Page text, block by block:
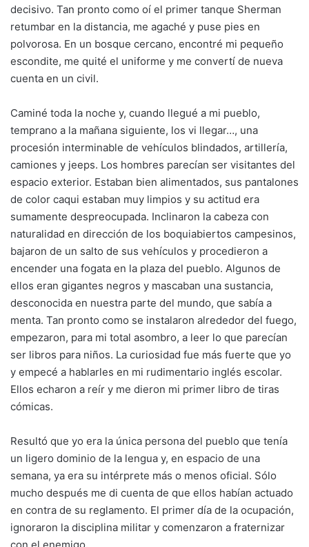
decisivo. Tan pronto como oí el primer tanque Sherman
retumbar en la distancia, me agaché y puse pies en
polvorosa. En un bosque cercano, encontré mi pequeño
escondite, me quité el uniforme y me convertí de nueva
cuenta en un civil.
Caminé toda la noche y, cuando llegué a mi pueblo,
temprano a la mañana siguiente, los vi llegar…, una
procesión interminable de vehículos blindados, artillería,
camiones y jeeps. Los hombres parecían ser visitantes del
espacio exterior. Estaban bien alimentados, sus pantalones
de color caqui estaban muy limpios y su actitud era
sumamente despreocupada. Inclinaron la cabeza con
naturalidad en dirección de los boquiabiertos campesinos,
bajaron de un salto de sus vehículos y procedieron a
encender una fogata en la plaza del pueblo. Algunos de
ellos eran gigantes negros y mascaban una sustancia,
desconocida en nuestra parte del mundo, que sabía a
menta. Tan pronto como se instalaron alrededor del fuego,
empezaron, para mi total asombro, a leer lo que parecían
ser libros para niños. La curiosidad fue más fuerte que yo
y empecé a hablarles en mi rudimentario inglés escolar.
Ellos echaron a reír y me dieron mi primer libro de tiras
cómicas.
Resultó que yo era la única persona del pueblo que tenía
un ligero dominio de la lengua y, en espacio de una
semana, ya era su intérprete más o menos oficial. Sólo
mucho después me di cuenta de que ellos habían actuado
en contra de su reglamento. El primer día de la ocupación,
ignoraron la disciplina militar y comenzaron a fraternizar